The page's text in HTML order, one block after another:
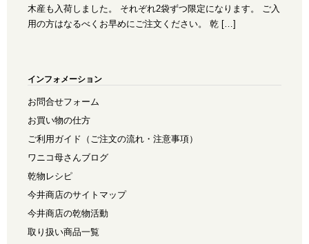
木産も入荷しました。 それぞれ2袋ずつ限定になります。 ご入
用の方はなるべくお早めにご注文ください。 乾 […]
インフォメーション
お問合せフォーム
お買い物の仕方
ご利用ガイド（ご注文の流れ・注意事項）
ワニコ母さんブログ
乾物レシピ
今井商店のサイトマップ
今井商店の乾物活動
取り扱い商品一覧